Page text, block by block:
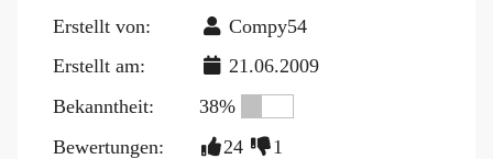
Erstellt von:
Compy54
Erstellt am:
21.06.2009
Bekanntheit:
38%
Bewertungen:
24 1